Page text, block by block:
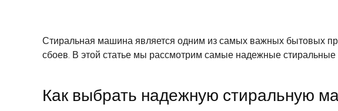
Стиральная машина является одним из самых важных бытовых
сбоев. В этой статье мы рассмотрим самые надежные
Как выбрать надежную стиральную